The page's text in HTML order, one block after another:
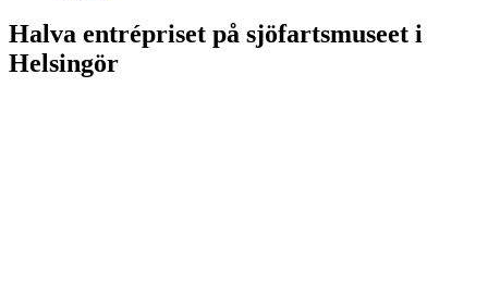
Halva entrépriset på sjöfartsmuseet i
Helsingör